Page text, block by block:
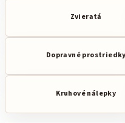
Zvieratá
Dopravné prostriedky
Kruhové nálepky